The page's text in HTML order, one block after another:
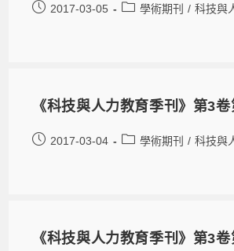
2017-03-05 學術期刊 / 科技與
《科技與人力教育季刊》第3卷
2017-03-04 學術期刊 / 科技與
《科技與人力教育季刊》第3卷